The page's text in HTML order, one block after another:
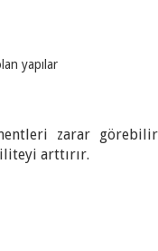
yapılar
zarar
arttırır.